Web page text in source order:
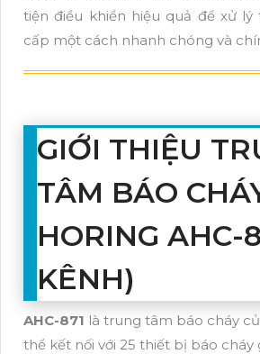
tiện điều khiển hiệu quả để xử
cấp một cách nhanh chóng và
GIỚI THIỆU
TÂM BÁO
HORING AHC-
KÊNH)
AHC-871 là trung tâm báo cháy
thể kết nối với 25 thiết bị báo cháy